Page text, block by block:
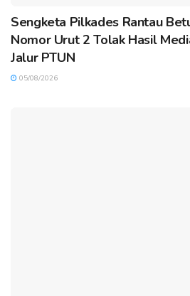
Sengketa Pilkades Rantau
Nomor Urut 2 Tolak Hasil
Jalur PTUN
05/08/2026